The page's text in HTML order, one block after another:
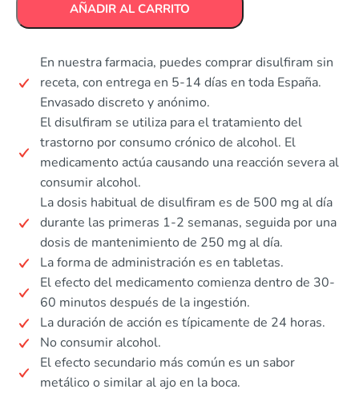
AÑADIR AL CARRITO
En nuestra farmacia, puedes comprar disulfiram sin
receta, con entrega en 5-14 días en toda España.
Envasado discreto y anónimo.
El disulfiram se utiliza para el tratamiento del
trastorno por consumo crónico de alcohol. El
medicamento actúa causando una reacción severa al
consumir alcohol.
La dosis habitual de disulfiram es de 500 mg al día
durante las primeras 1-2 semanas, seguida por una
dosis de mantenimiento de 250 mg al día.
La forma de administración es en tabletas.
El efecto del medicamento comienza dentro de 30-
60 minutos después de la ingestión.
La duración de acción es típicamente de 24 horas.
No consumir alcohol.
El efecto secundario más común es un sabor
metálico o similar al ajo en la boca.